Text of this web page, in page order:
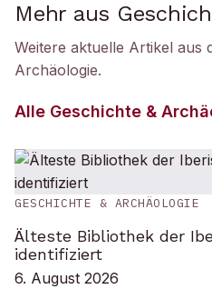
Mehr aus
Weitere aktuelle Artikel aus
Archäologie.
Alle Geschichte &
GESCHICHTE & ARCHÄOLOGIE
Älteste Bibliothek der
identifiziert
6. August 2026